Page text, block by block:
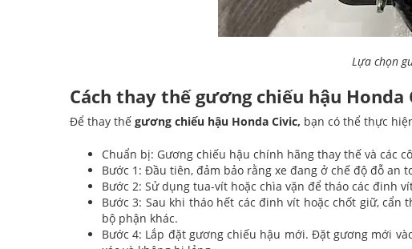
Lựa chọn
Cách thay thế gương chiếu hậu Honda
Để thay thế gương chiếu hậu Honda Civic, bạn có thể thực
Chuẩn bị: Gương chiếu hậu chính hãng thay thế và các
Bước 1: Đầu tiên, đảm bảo rằng xe đang ở chế độ đỗ an
Bước 2: Sử dụng tua-vít hoặc chìa vặn để tháo các đinh
Bước 3: Sau khi tháo hết các đinh vít hoặc chốt giữ,
bộ phận khác.
Bước 4: Lắp đặt gương chiếu hậu mới. Đặt gương mới